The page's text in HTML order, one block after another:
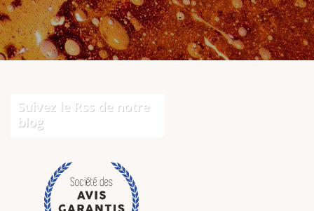
Suivez le Rss de notre
blog